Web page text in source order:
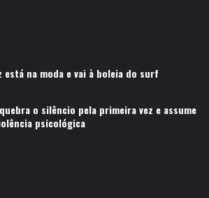
está na moda e vai à boleia do surf
o silêncio pela primeira vez e assume
psicológica